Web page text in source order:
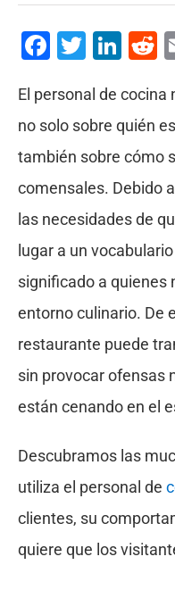
Facebook
Twitter
El personal de
no solo sobre quién
también sobre cómo
comensales. Debido
las necesidades de
lugar a un
significado a quienes
entorno culinario. De
restaurante puede
sin provocar ofensas
están cenando en el
Descubramos las
utiliza el personal de
clientes, su
quiere que los